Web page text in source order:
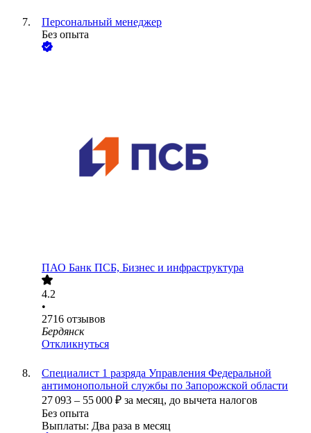
Персональный менеджер
Без опыта
ПАО Банк ПСБ, Бизнес и инфраструктура
4.2
•
2716 отзывов
Бердянск
Откликнуться
Специалист 1 разряда Управления Федеральной
антимонопольной службы по Запорожской области
27 093 – 55 000 ₽ за месяц, до вычета налогов
Без опыта
Выплаты: Два раза в месяц